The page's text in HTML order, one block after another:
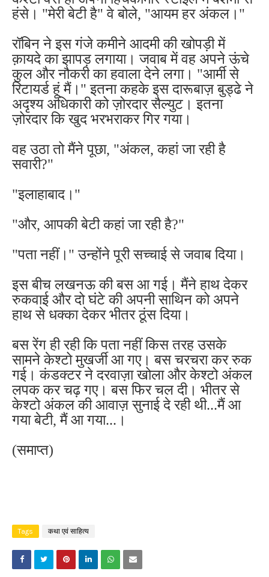
हंसे। "मेरी बेटी है" वे बोले, "आयम हर अंकल।"
रॉबिन ने इस गंजे कमीने आदमी की खोपड़ी में
क़ायदे का झापड़ लगाया। जवाब में वह अपने ऊंचे
कुल और नौकरी का हवाला देने लगा। "आर्मी से
रिटायर्ड हूं मैं।" इतना कहके इस दारूबाज़ बुड्ढे ने
अदृश्य अधिकारी को ज़ोरदार सैल्युट। इतना
ज़ोरदार कि खुद भरभराकर गिर गया।
वह उठा तो मैंने पूछा, "अंकल, कहां जा रही है
सवारी?"
"इलाहाबाद।"
"और, आपकी बेटी कहां जा रही है?"
"पता नहीं।" उन्होंने पूरी सच्चाई से जवाब दिया।
इस बीच लखनऊ की बस आ गई। मैंने हाथ देकर
रुकवाई और दो घंटे की अपनी साथिन को अपने
हाथ से धक्का देकर भीतर ठूंस दिया।
बस रेंग ही रही कि पता नहीं किस तरह उसके
सामने केश्टो मुखर्जी आ गए। बस चरचरा कर रुक
गई। कंडक्टर ने दरवाज़ा खोला और केश्टो अंकल
लपक कर चढ़ गए। बस फिर चल दी। भीतर से
केश्टो अंकल की आवाज़ सुनाई दे रही थी...मैं आ
गया बेटी, मैं आ गया...।
(समाप्त)
Tags कथा एवं साहित्य